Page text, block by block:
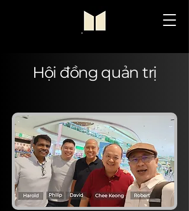
Hội đồng quản trị